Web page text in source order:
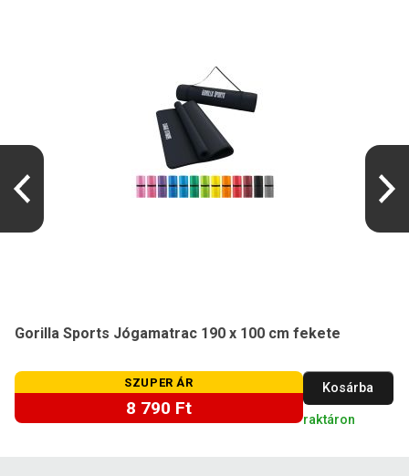
Gorilla Sports Jógamatrac 190 x 100 cm fekete
SZUPER ÁR
8 790 Ft
Kosárba
raktáron